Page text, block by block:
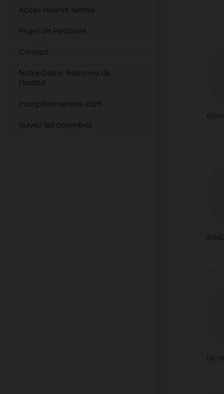
Accès réservé famille
Projet de Pastorale
Contact
Notre-Dame, Patronne de
l'Institut
Inscription rentrée 2026
Suivez les colombes